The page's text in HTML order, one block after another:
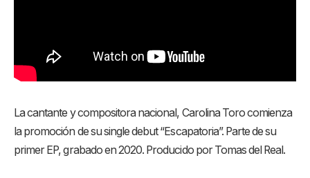
La cantante y compositora nacional, Carolina Toro comienza
la promoción de su single debut “Escapatoria”. Parte de su
primer EP, grabado en 2020. Producido por Tomas del Real.